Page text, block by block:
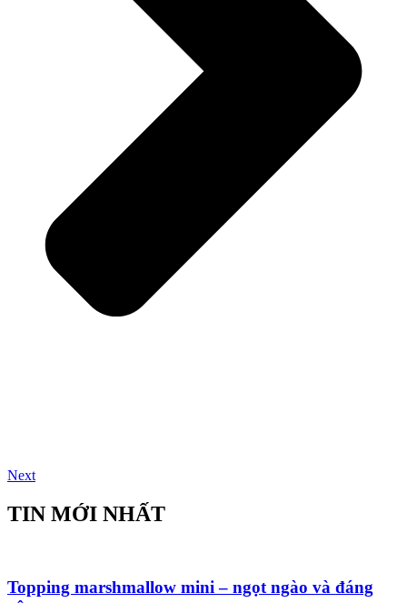
Next
TIN MỚI NHẤT
Topping marshmallow mini – ngọt ngào và đáng